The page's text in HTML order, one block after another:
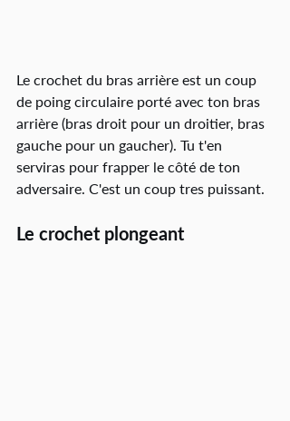
Le crochet du bras arrière est un coup
de poing circulaire porté avec ton bras
arrière (bras droit pour un droitier, bras
gauche pour un gaucher). Tu t'en
serviras pour frapper le côté de ton
adversaire. C'est un coup tres puissant.
Le crochet plongeant